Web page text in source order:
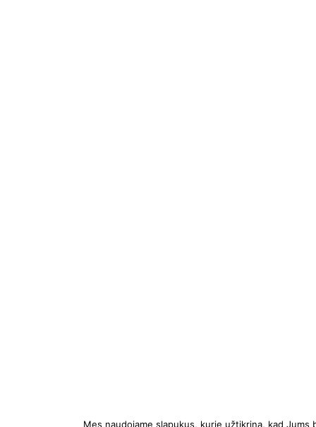
Mes naudojame slapukus, kurie užtikrina, kad